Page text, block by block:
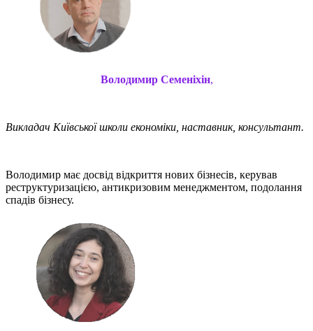
Володимир Семеніхін,
Викладач Київської школи економіки, наставник, консультант.
Володимир має досвід відкриття нових бізнесів, керував
реструктуризацією, антикризовим менеджментом, подолання
спадів бізнесу.